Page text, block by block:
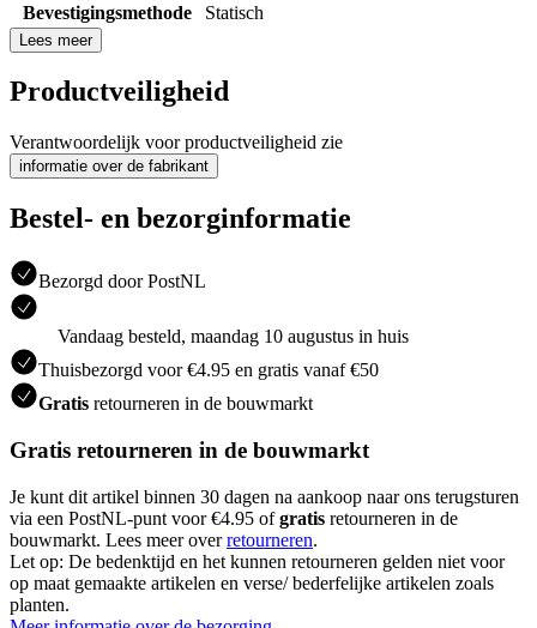
Bevestigingsmethode
Statisch
Lees meer
Productveiligheid
Verantwoordelijk voor productveiligheid zie
informatie over de fabrikant
Bestel- en bezorginformatie
Bezorgd door PostNL
Vandaag besteld, maandag 10 augustus in huis
Thuisbezorgd voor €4.95 en gratis vanaf €50
Gratis retourneren in de bouwmarkt
Gratis retourneren in de bouwmarkt
Je kunt dit artikel binnen 30 dagen na aankoop naar ons terugsturen
via een PostNL-punt voor €4.95 ofgratis retourneren in de
bouwmarkt. Lees meer overretourneren.
Let op: De bedenktijd en het kunnen retourneren gelden niet voor
op maat gemaakte artikelen en verse/ bederfelijke artikelen zoals
planten.